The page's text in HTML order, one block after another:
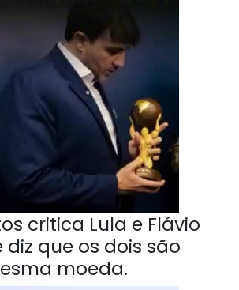
critica Lula e Flávio
diz que os dois são
moeda.